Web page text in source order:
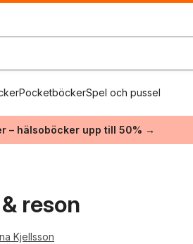
PocketböckerSpel och pussel
– hälsoböcker upp till 50% →
reson
Kjellsson